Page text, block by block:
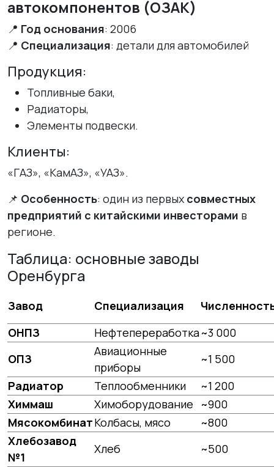
автокомпонентов (ОЗАК)
📍 Год основания: 2006
📍 Специализация: детали для автомобилей
Продукция:
Топливные баки,
Радиаторы,
Элементы подвески.
Клиенты:
«ГАЗ», «КамАЗ», «УАЗ».
📌 Особенность: один из первых совместных
предприятий с китайскими инвесторами в
регионе.
Таблица: основные заводы
Оренбурга
Завод Специализация
ОНПЗ
Нефтепереработка~3 000
ОПЗ
Авиационные
приборы
~1 500
Радиатор
Теплообменники
~1 200
Химмаш
Химоборудование
~900
МясокомбинатКолбасы, мясо
~800
Хлебозавод
№1
Хлеб
~500